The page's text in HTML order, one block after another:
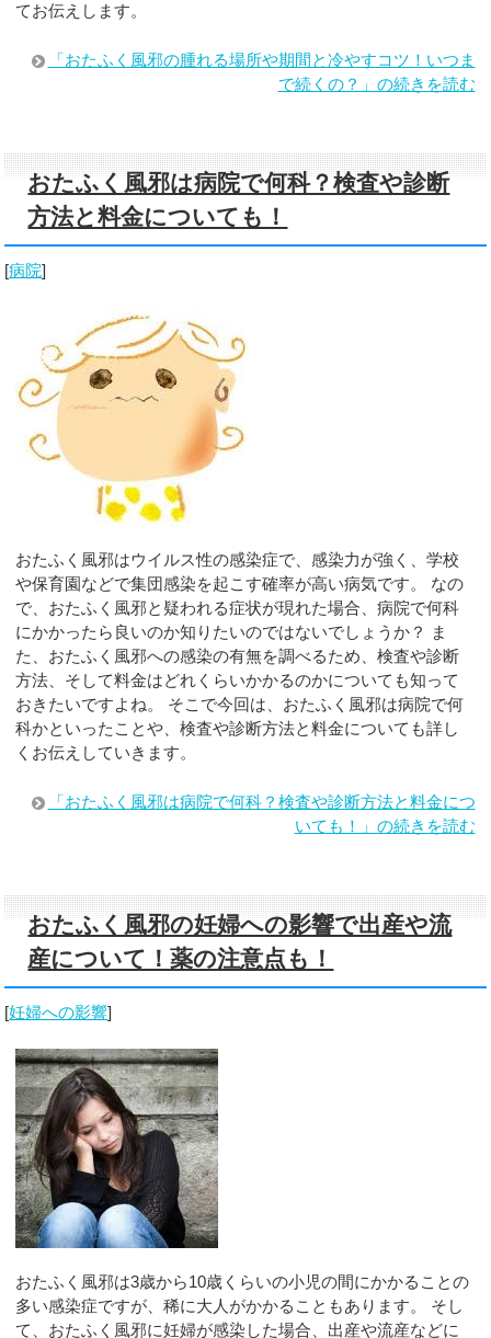
てお伝えします。
「おたふく風邪の腫れる場所や期間と冷やすコツ！いつま
で続くの？」の続きを読む
おたふく風邪は病院で何科？検査や診断
方法と料金についても！
[病院]
おたふく風邪はウイルス性の感染症で、感染力が強く、学校
や保育園などで集団感染を起こす確率が高い病気です。 なの
で、おたふく風邪と疑われる症状が現れた場合、病院で何科
にかかったら良いのか知りたいのではないでしょうか？ ま
た、おたふく風邪への感染の有無を調べるため、検査や診断
方法、そして料金はどれくらいかかるのかについても知って
おきたいですよね。 そこで今回は、おたふく風邪は病院で何
科かといったことや、検査や診断方法と料金についても詳し
くお伝えしていきます。
「おたふく風邪は病院で何科？検査や診断方法と料金につ
いても！」の続きを読む
おたふく風邪の妊婦への影響で出産や流
産について！薬の注意点も！
[妊婦への影響]
おたふく風邪は3歳から10歳くらいの小児の間にかかることの
多い感染症ですが、稀に大人がかかることもあります。 そし
て、おたふく風邪に妊婦が感染した場合、出産や流産などに